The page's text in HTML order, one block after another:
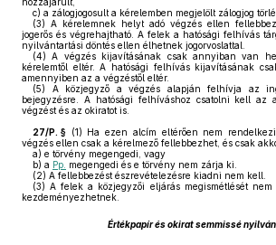
c) a zálogjogosult a kérelemben megjelölt zálogjog
(3) A kérelemnek helyt adó végzés ellen
jogerős és végrehajtható. A felek a hatósági felhívás
nyilvántartási döntés ellen élhetnek jogorvoslattal.
(4) A végzés kijavításának csak annyiban van
kérelemtől eltér. A hatósági felhívás kijavításának
amennyiben az a végzéstől eltér.
(5) A közjegyző a végzés alapján felhívja az
bejegyzésre. A hatósági felhíváshoz csatolni kell az
végzést és az okiratot is.
27/P. § (1) Ha ezen alcím eltérően nem
végzés ellen csak a kérelmező fellebbezhet, és csak
a) e törvény megengedi, vagy
b) a Pp. megengedi és e törvény nem zárja ki.
(2) A fellebbezést észrevételezésre kiadni nem kell.
(3) A felek a közjegyzői eljárás megismétlését
kezdeményezhetnek.
Értékpapír és okirat semmissé